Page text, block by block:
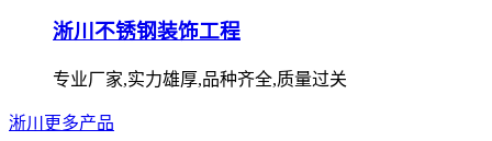
淅川不锈钢装饰工程
专业厂家,实力雄厚,品种齐全,质量过关
淅川更多产品